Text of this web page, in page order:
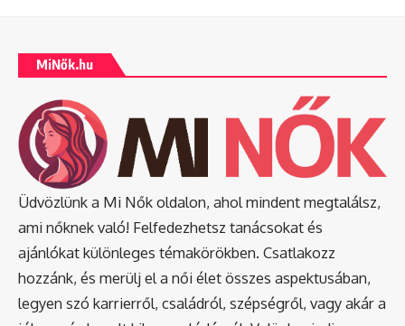
MiNők.hu
Üdvözlünk a Mi Nők oldalon, ahol mindent megtalálsz,
ami nőknek való! Felfedezhetsz tanácsokat és
ajánlókat különleges témakörökben. Csatlakozz
hozzánk, és merülj el a női élet összes aspektusában,
legyen szó karrierről, családról, szépségről, vagy akár a